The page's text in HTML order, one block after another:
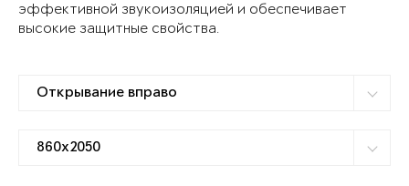
эффективной звукоизоляцией и обеспечивает
высокие защитные свойства.